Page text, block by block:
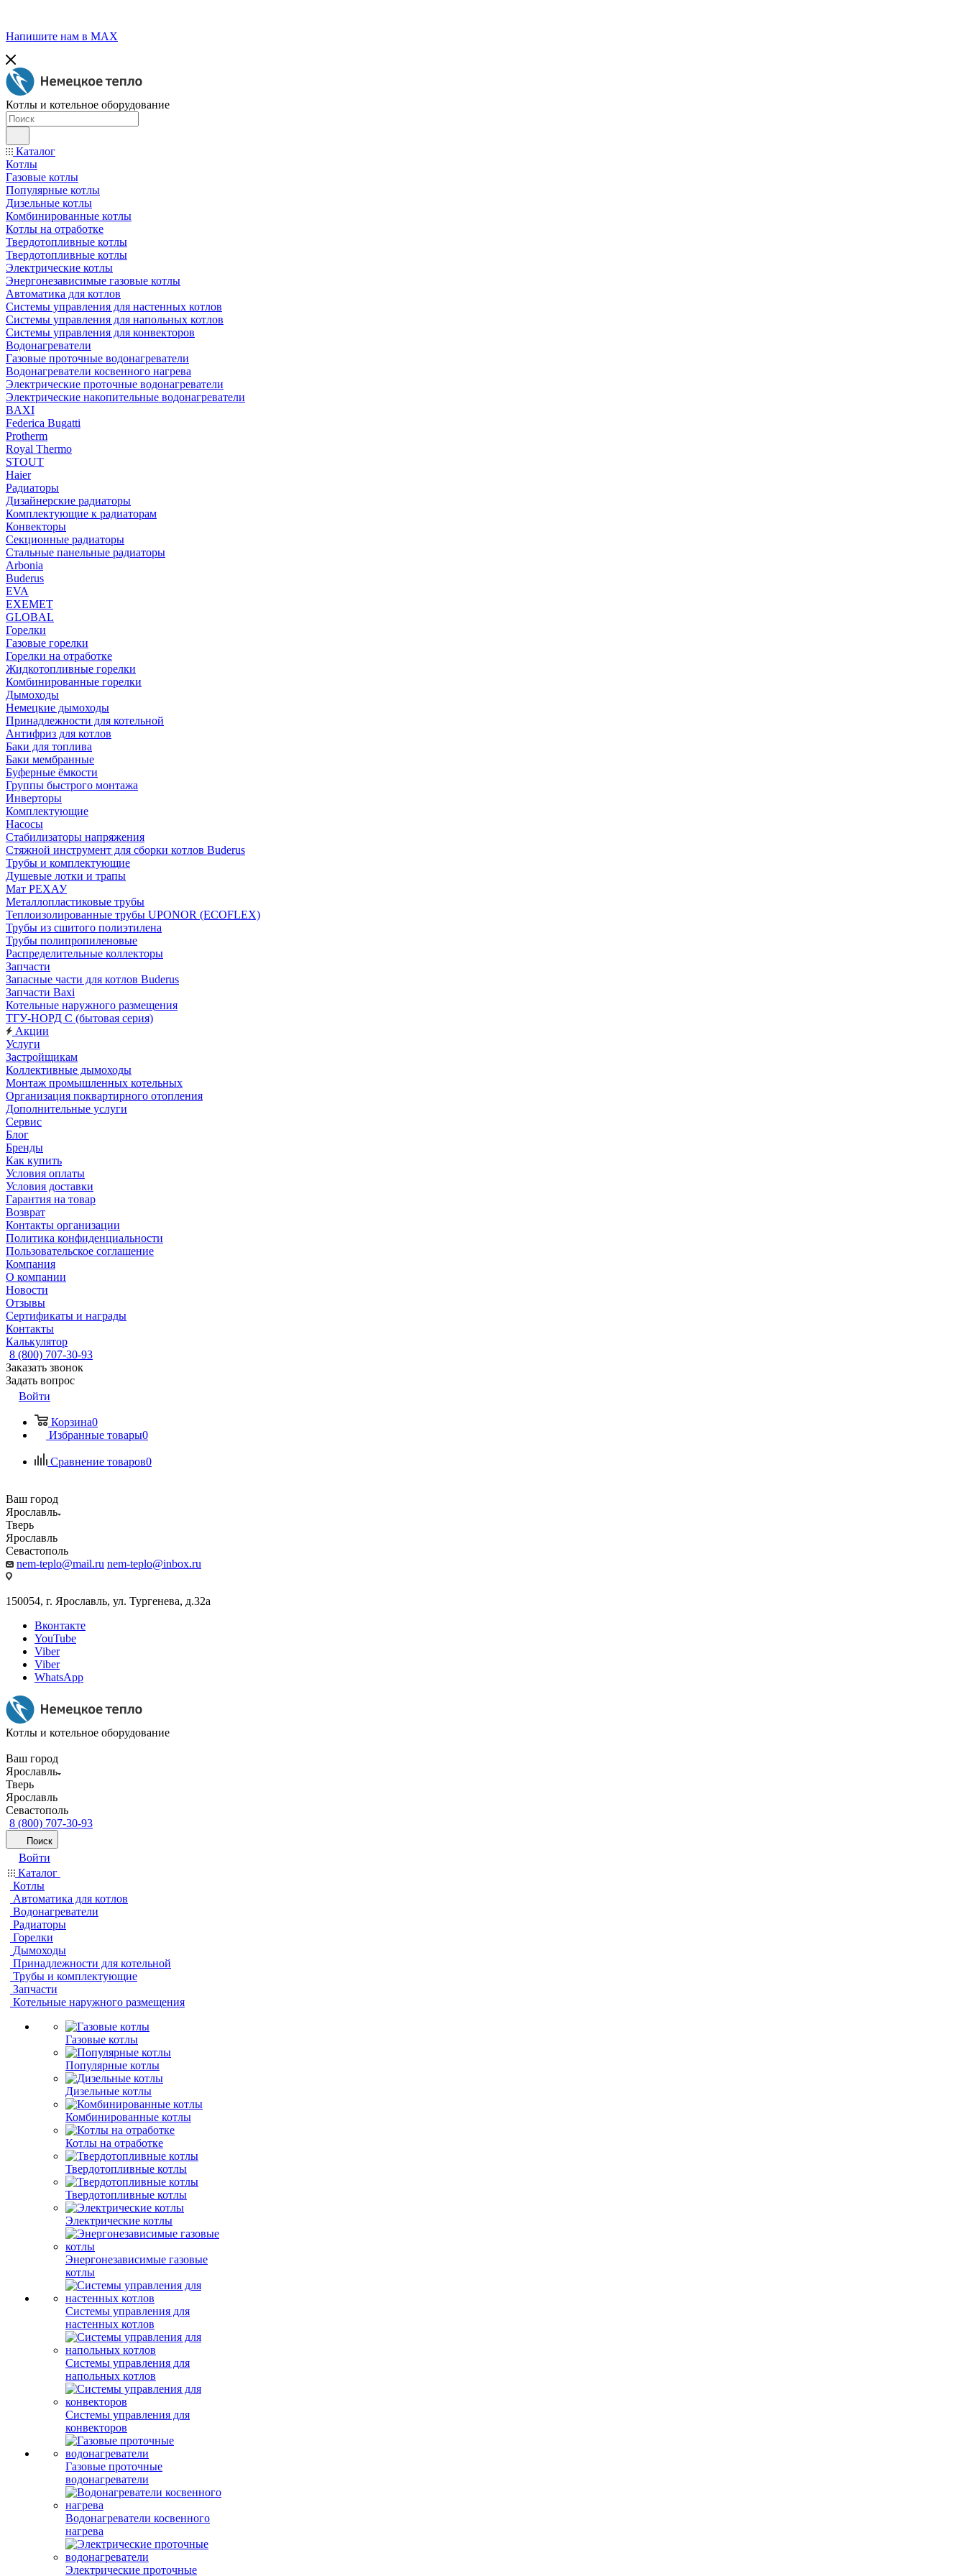
Напишите нам в МАХ
Котлы и котельное оборудование
Каталог
Котлы
Газовые котлы
Популярные котлы
Дизельные котлы
Комбинированные котлы
Котлы на отработке
Твердотопливные котлы
Твердотопливные котлы
Электрические котлы
Энергонезависимые газовые котлы
Автоматика для котлов
Системы управления для настенных котлов
Системы управления для напольных котлов
Системы управления для конвекторов
Водонагреватели
Газовые проточные водонагреватели
Водонагреватели косвенного нагрева
Электрические проточные водонагреватели
Электрические накопительные водонагреватели
BAXI
Federica Bugatti
Protherm
Royal Thermo
STOUT
Haier
Радиаторы
Дизайнерские радиаторы
Комплектующие к радиаторам
Конвекторы
Секционные радиаторы
Стальные панельные радиаторы
Arbonia
Buderus
EVA
EXEMET
GLOBAL
Горелки
Газовые горелки
Горелки на отработке
Жидкотопливные горелки
Комбинированные горелки
Дымоходы
Немецкие дымоходы
Принадлежности для котельной
Антифриз для котлов
Баки для топлива
Баки мембранные
Буферные ёмкости
Группы быстрого монтажа
Инверторы
Комплектующие
Насосы
Стабилизаторы напряжения
Стяжной инструмент для сборки котлов Buderus
Трубы и комплектующие
Душевые лотки и трапы
Мат РЕХАУ
Металлопластиковые трубы
Теплоизолированные трубы UPONOR (ECOFLEX)
Трубы из сшитого полиэтилена
Трубы полипропиленовые
Распределительные коллекторы
Запчасти
Запасные части для котлов Buderus
Запчасти Baxi
Котельные наружного размещения
ТГУ-НОРД С (бытовая серия)
Акции
Услуги
Застройщикам
Коллективные дымоходы
Монтаж промышленных котельных
Организация поквартирного отопления
Дополнительные услуги
Сервис
Блог
Бренды
Как купить
Условия оплаты
Условия доставки
Гарантия на товар
Возврат
Контакты организации
Политика конфиденциальности
Пользовательское соглашение
Компания
О компании
Новости
Отзывы
Сертификаты и награды
Контакты
Калькулятор
8 (800) 707-30-93
Заказать звонок
Задать вопрос
Войти
Корзина0
Избранные товары0
Сравнение товаров0
Ваш город
Ярославль
Тверь
Ярославль
Севастополь
nem-teplo@mail.ru nem-teplo@inbox.ru
150054, г. Ярославль, ул. Тургенева, д.32а
Вконтакте
YouTube
Viber
Viber
WhatsApp
Котлы и котельное оборудование
Ваш город
Ярославль
Тверь
Ярославль
Севастополь
8 (800) 707-30-93
Поиск
Войти
Каталог
Котлы
Автоматика для котлов
Водонагреватели
Радиаторы
Горелки
Дымоходы
Принадлежности для котельной
Трубы и комплектующие
Запчасти
Котельные наружного размещения
Газовые котлы
Популярные котлы
Дизельные котлы
Комбинированные котлы
Котлы на отработке
Твердотопливные котлы
Твердотопливные котлы
Электрические котлы
Энергонезависимые газовые
котлы
Системы управления для
настенных котлов
Системы управления для
напольных котлов
Системы управления для
конвекторов
Газовые проточные
водонагреватели
Водонагреватели косвенного
нагрева
Электрические проточные